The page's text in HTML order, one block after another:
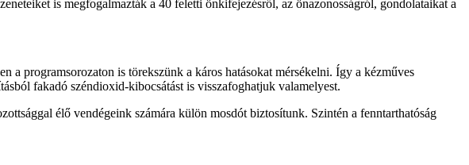
is megfogalmazták a 40 feletti önkifejezésről, az önazonosságról, gondolataikat a
a programsorozaton is törekszünk a káros hatásokat mérsékelni. Így a kézműves
fakadó széndioxid-kibocsátást is visszafoghatjuk valamelyest.
élő vendégeink számára külön mosdót biztosítunk. Szintén a fenntarthatóság